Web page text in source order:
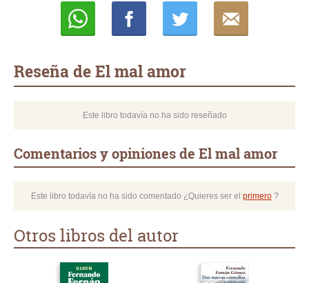
Reseña de El mal amor
Este libro todavía no ha sido reseñado
Comentarios y opiniones de El mal amor
Este libro todavía no ha sido comentado ¿Quieres ser el primero?
Otros libros del autor